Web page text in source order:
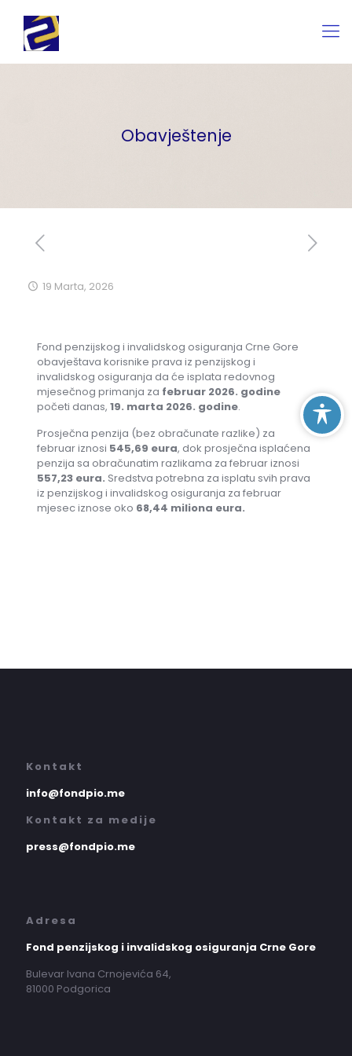
Obavještenje
19 Marta, 2026
Fond penzijskog i invalidskog osiguranja Crne Gore
obavještava korisnike prava iz penzijskog i
invalidskog osiguranja da će isplata redovnog
mjesečnog primanja za februar 2026. godine
početi danas, 19. marta 2026. godine.
Prosječna penzija (bez obračunate razlike) za
februar iznosi 545,69 eura, dok prosječna isplaćena
penzija sa obračunatim razlikama za februar iznosi
557,23 eura. Sredstva potrebna za isplatu svih prava
iz penzijskog i invalidskog osiguranja za februar
mjesec iznose oko 68,44 miliona eura.
Kontakt
info@fondpio.me
Kontakt za medije
press@fondpio.me
Adresa
Fond penzijskog i invalidskog osiguranja Crne Gore
Bulevar Ivana Crnojevića 64,
81000 Podgorica